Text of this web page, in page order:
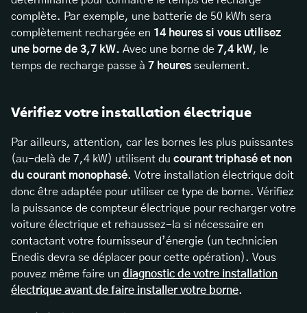
complète. Par exemple, une batterie de 50 kWh sera
complètement rechargée en 14 heures si vous utilisez
une borne de 3,7 kW. Avec une borne de 7,4 kW, le
temps de recharge passe à 7 heures seulement.
Vérifiez votre installation électrique
Par ailleurs, attention, car les bornes les plus puissantes
(au-delà de 7,4 kW) utilisent du courant triphasé et non
du courant monophasé. Votre installation électrique doit
donc être adaptée pour utiliser ce type de borne. Vérifiez
la puissance de compteur électrique pour recharger votre
voiture électrique et rehaussez-la si nécessaire en
contactant votre fournisseur d’énergie (un technicien
Enedis devra se déplacer pour cette opération). Vous
pouvez même faire un diagnostic de votre installation
électrique avant de faire installer votre borne.